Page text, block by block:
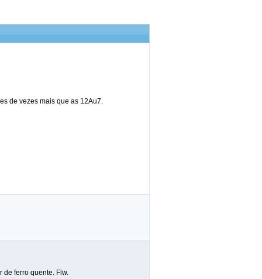
de vezes mais que as 12Au7.
de ferro quente. Flw.